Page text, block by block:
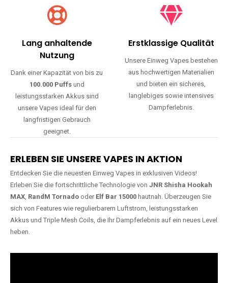
Lang anhaltende
Nutzung
Dank einer Kapazität von bis zu
100.000 Puffsund
leistungsstarken Akkus sind
unsere Vapes ideal für den
langfristigen Gebrauch
geeignet.
Erstklassige Qualität
Unsere Einweg Vapes bestehen
aus hochwertigen Materialien
und bieten ein sicheres,
langlebiges sowie intensives
Dampferlebnis.
ERLEBEN SIE UNSERE VAPES IN AKTION
Entdecken Sie die neuesten Einweg Vapes in exklusiven Videos!
Erleben Sie die fortschrittliche Technologie von JNR Shisha Hookah
MAX, RandM Tornado oder Elf Bar 15000 hautnah. Überzeugen Sie
sich von Features wie regulierbarem Luftstrom, leistungsstarken
Akkus und Triple Mesh Coils, die Ihr Dampferlebnis auf ein neues Level
heben.